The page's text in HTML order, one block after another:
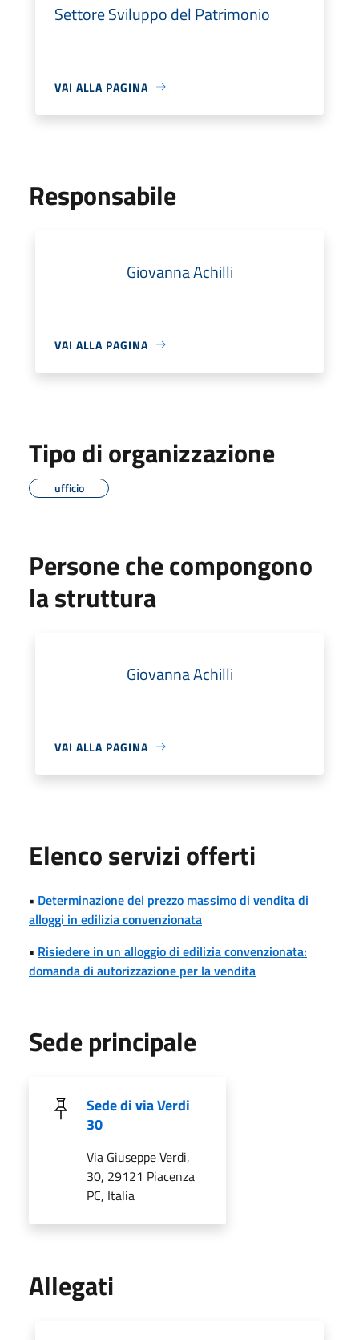
Settore Sviluppo del Patrimonio
VAI ALLA PAGINA
Responsabile
Giovanna Achilli
VAI ALLA PAGINA
Tipo di organizzazione
ufficio
Persone che compongono
la struttura
Giovanna Achilli
VAI ALLA PAGINA
Elenco servizi offerti
• Determinazione del prezzo massimo di vendita di
alloggi in edilizia convenzionata
• Risiedere in un alloggio di edilizia convenzionata:
domanda di autorizzazione per la vendita
Sede principale
Sede di via Verdi
30
Via Giuseppe Verdi,
30, 29121 Piacenza
PC, Italia
Allegati